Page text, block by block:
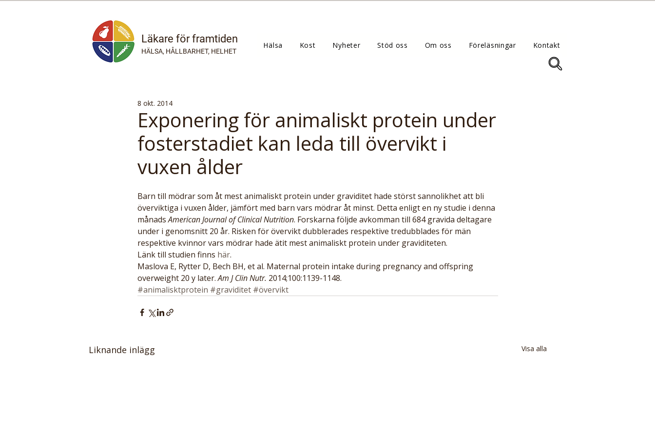
Läkare för framtiden
HÄLSA, HÅLLBARHET, HELHET
Hälsa Kost Nyheter Stöd oss Om oss Föreläsningar Kontakt
Exponering för animaliskt protein under
fosterstadiet kan leda till övervikt i
vuxen ålder
8 okt. 2014
Barn till mödrar som åt mest animaliskt protein under graviditet hade störst sannolikhet att bli
överviktiga i vuxen ålder, jämfört med barn vars mödrar åt minst. Detta enligt en ny studie i denna
månads American Journal of Clinical Nutrition. Forskarna följde avkomman till 684 gravida deltagare
under i genomsnitt 20 år. Risken för övervikt dubblerades respektive tredubblades för män
respektive kvinnor vars mödrar hade ätit mest animaliskt protein under graviditeten.
Länk till studien finns här.
Maslova E, Rytter D, Bech BH, et al. Maternal protein intake during pregnancy and offspring
overweight 20 y later. Am J Clin Nutr. 2014;100:1139-1148.
#animalisktprotein #graviditet #övervikt
Liknande inlägg Visa alla